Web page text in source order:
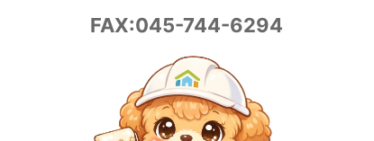
FAX:045-744-6294